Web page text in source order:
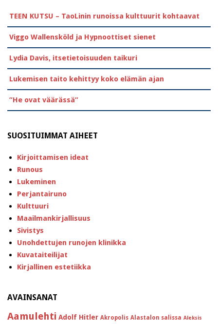
TEEN KUTSU – TaoLinin runoissa kulttuurit kohtaavat
Viggo Wallensköld ja Hypnoottiset sienet
Lydia Davis, itsetietoisuuden taikuri
Lukemisen taito kehittyy koko elämän ajan
”He ovat väärässä”
SUOSITUIMMAT AIHEET
Kirjoittamisen ideat
Runous
Lukeminen
Perjantairuno
Kulttuuri
Maailmankirjallisuus
Sivistys
Unohdettujen runojen klinikka
Kuvataiteilijat
Kirjallinen estetiikka
AVAINSANAT
Aamulehti Adolf Hitler Akropolis Alastalon salissa Aleksis